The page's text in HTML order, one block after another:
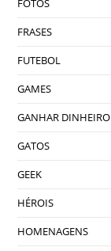
FOTOS
FRASES
FUTEBOL
GAMES
GANHAR DINHEIRO
GATOS
GEEK
HÉROIS
HOMENAGENS